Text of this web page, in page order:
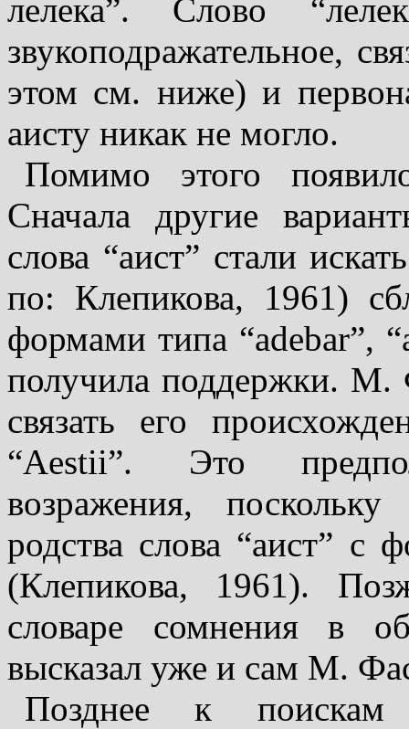
лелека”. Слово
звукоподражательное,
этом см. ниже) и
аисту никак не могло.
Помимо этого
Сначала другие
слова “аист” стали
по: Клепикова, 1961)
формами ти­па “adebar”,
по­лучила поддержки. М.
связать его
“Aestii”. Это
возражения,
родства слова “аист”
(Клепикова, 1961).
словаре сомнения в
выска­зал уже и сам М.
Позднее к поискам